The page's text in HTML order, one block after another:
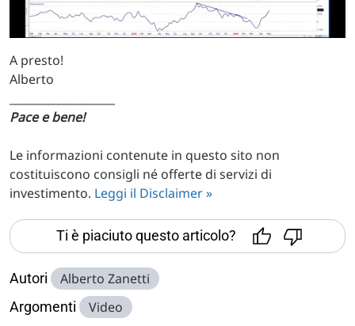
A presto!
Alberto
Pace e bene!
Le informazioni contenute in questo sito non
costituiscono consigli né offerte di servizi di
investimento. Leggi il Disclaimer »
Ti è piaciuto questo articolo?
Autori Alberto Zanetti
Argomenti Video